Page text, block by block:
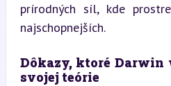
prírodných síl, kde
najschopnejších.
Dôkazy, ktoré
svojej teórie